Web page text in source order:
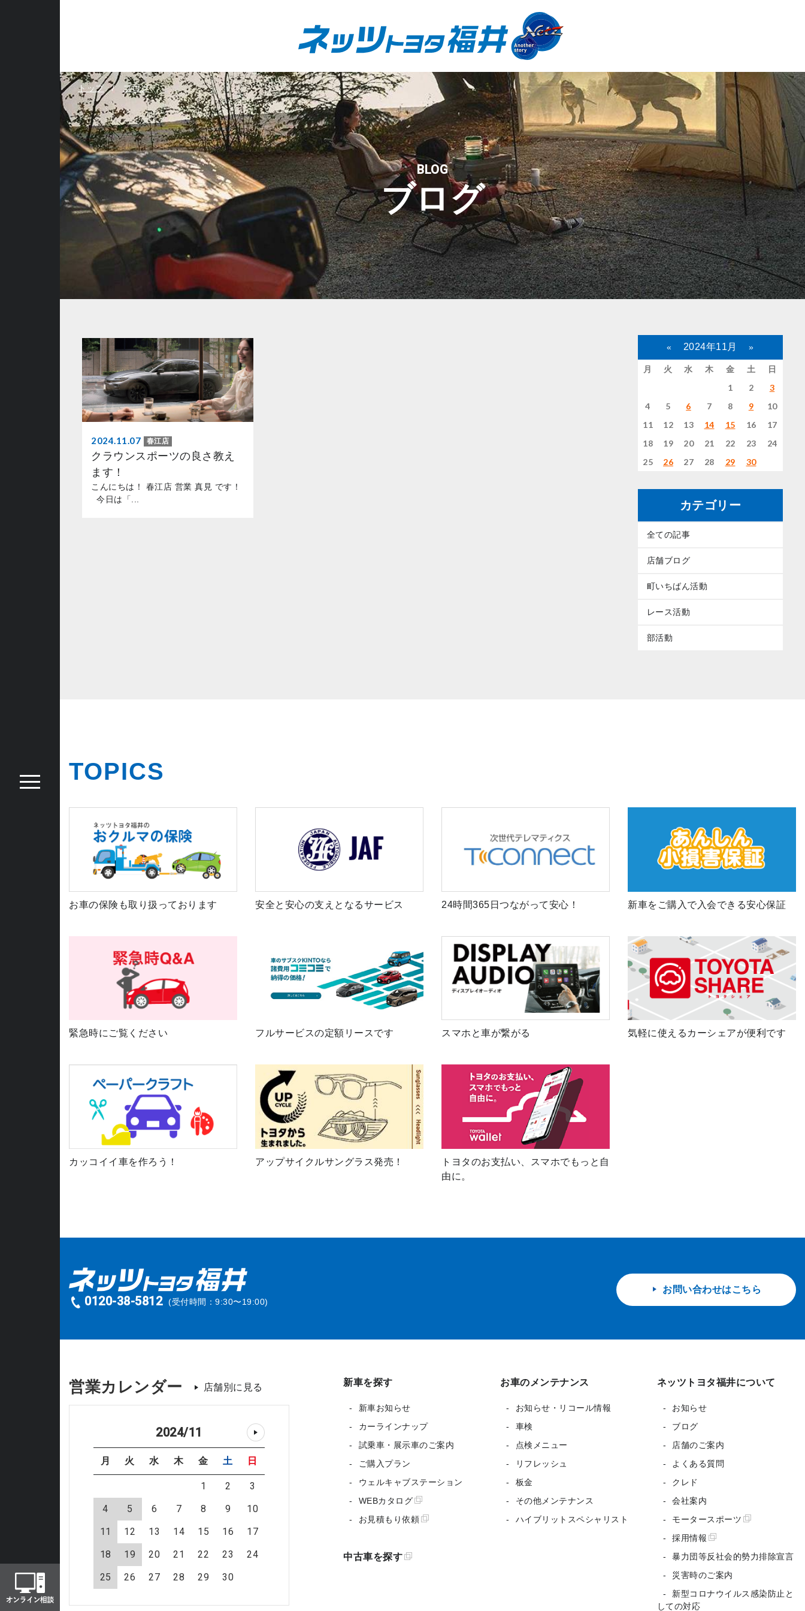
トップ ブログ
BLOG
ブログ
2024.11.07 春江店
クラウンスポーツの良さ教え
ます！
こんにちは！ 春江店 営業 真見 です！
今日は「...
« 2024年11月 »
月 火 水 木 金 土
日
1
2
3
4
5 6 7 8 9
10
11
12 13 14 15 16
17
18
19 20 21 22 23
24
25
26 27 28 29 30
カテゴリー
全ての記事
店舗ブログ
町いちばん活動
レース活動
部活動
TOPICS
お車の保険も取り扱っております 安全と安心の支えとなるサービス 24時間365日つながって安心！ 新車をご購入で入会できる安心保証
緊急時にご覧ください フルサービスの定額リースです スマホと車が繋がる 気軽に使えるカーシェアが便利です
カッコイイ車を作ろう！ アップサイクルサングラス発売！
トヨタのお支払い、スマホでもっと自
由に。
0120-38-5812 (受付時間：9:30〜19:00)
お問い合わせはこちら
営業カレンダー 店舗別に見る
2024/11
月 火 水 木 金 土 日
1 2
3
4
5 6 7 8 9
10
11
12 13 14 15 16
17
18
19 20 21 22 23
24
25
26 27 28 29 30
新車を探す
新車お知らせ
カーラインナップ
試乗車・展示車のご案内
ご購入プラン
ウェルキャブステーション
WEBカタログ
お見積もり依頼
中古車を探す
お車のメンテナンス
お知らせ・リコール情報
車検
点検メニュー
リフレッシュ
板金
その他メンテナンス
ハイブリットスペシャリスト
ネッツトヨタ福井について
お知らせ
ブログ
店舗のご案内
よくある質問
クレド
会社案内
モータースポーツ
採用情報
暴力団等反社会的勢力排除宣言
災害時のご案内
新型コロナウイルス感染防止と
しての対応